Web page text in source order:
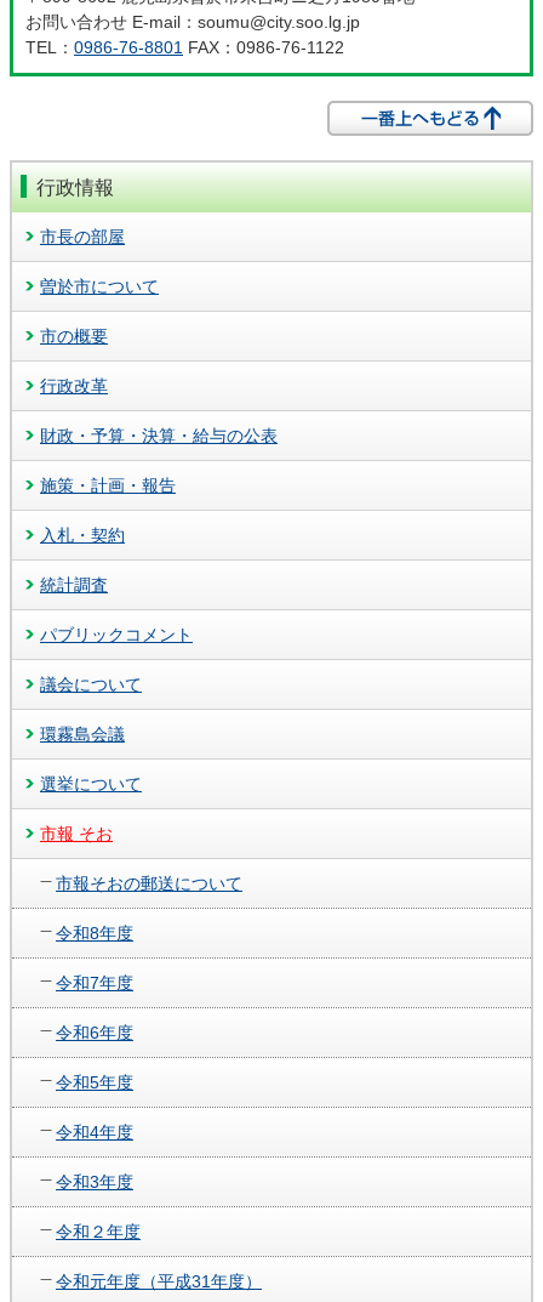
お問い合わせ E-mail：soumu@city.soo.lg.jp
TEL： 0986-76-8801 FAX：0986-76-1122
行政情報
市長の部屋
曽於市について
市の概要
行政改革
財政・予算・決算・給与の公表
施策・計画・報告
入札・契約
統計調査
パブリックコメント
議会について
環霧島会議
選挙について
市報 そお
市報そおの郵送について
令和8年度
令和7年度
令和6年度
令和5年度
令和4年度
令和3年度
令和２年度
令和元年度（平成31年度）